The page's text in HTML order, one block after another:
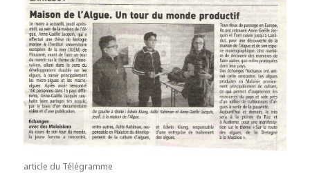
article du Télégramme